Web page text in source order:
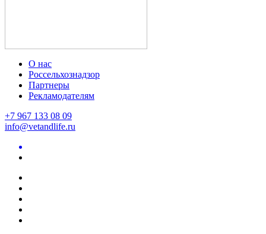
О нас
Россельхознадзор
Партнеры
Рекламодателям
+7 967 133 08 09
info@vetandlife.ru